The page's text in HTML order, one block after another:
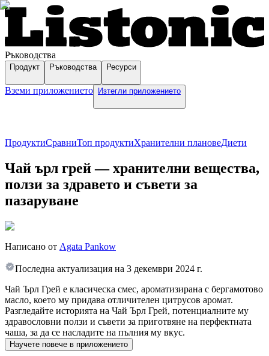
Ръководства
Продукт Ръководства Ресурси
Вземи приложението Изтегли приложението
ПродуктиСравниТоп продуктиХранителни плановеДиети
Чай ърл грей — хранителни вещества,
ползи за здравето и съвети за
пазаруване
Написано от Agata Pankow
Последна актуализация на 3 декември 2024 г.
Чай Ърл Грей е класическа смес, ароматизирана с бергамотово
масло, което му придава отличителен цитрусов аромат.
Разгледайте историята на Чай Ърл Грей, потенциалните му
здравословни ползи и съвети за приготвяне на перфектната
чаша, за да се насладите на пълния му вкус.
Научете повече в приложението